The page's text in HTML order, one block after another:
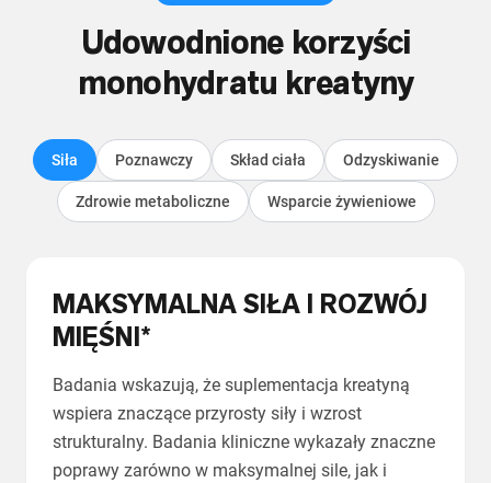
Udowodnione korzyści
monohydratu kreatyny
Siła Poznawczy Skład ciała Odzyskiwanie
Zdrowie metaboliczne Wsparcie żywieniowe
MAKSYMALNA SIŁA I ROZWÓJ
MIĘŚNI*
Badania wskazują, że suplementacja kreatyną
wspiera znaczące przyrosty siły i wzrost
strukturalny. Badania kliniczne wykazały znaczne
poprawy zarówno w maksymalnej sile, jak i